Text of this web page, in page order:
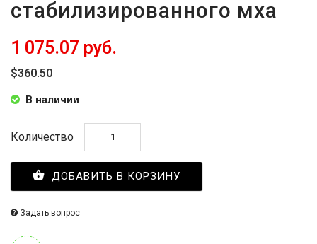
стабилизированного мха
1 075.07 руб.
$360.50
В наличии
Количество
ДОБАВИТЬ В КОРЗИНУ
Задать вопрос